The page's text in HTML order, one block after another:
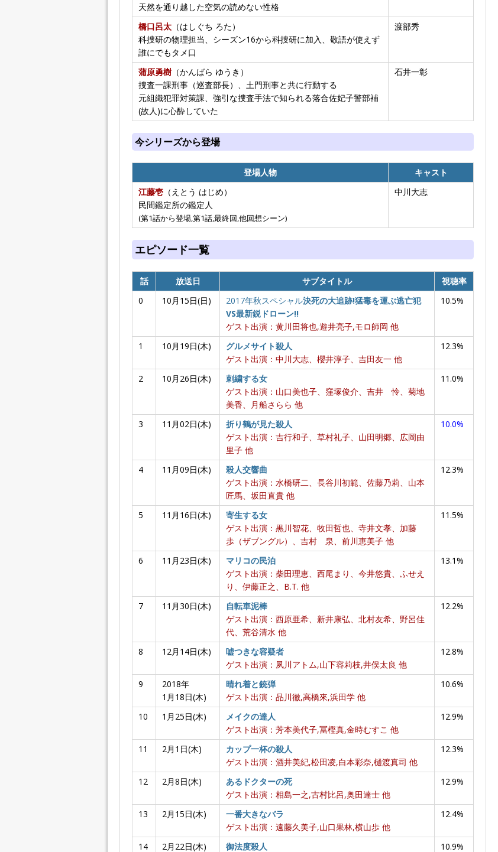
天然を通り越した空気の読めない性格
橋口呂太 （はしぐち ろた）
科捜研の物理担当、シーズン16から科捜研に加入、敬語が使えず
誰にでもタメ口
渡部秀
蒲原勇樹 （かんばら ゆうき）
捜査一課刑事（巡査部長）、土門刑事と共に行動する
元組織犯罪対策課、強引な捜査手法で知られる落合佐妃子警部補
(故人)に心酔していた
石井一彰
今シリーズから登場
登場人物
キャスト
江藤壱 （えとう はじめ）
民間鑑定所の鑑定人
(第1話から登場,第1話,最終回,他回想シーン)
中川大志
エピソード一覧
話 放送日 サブタイトル
視聴率
0
10月15日(日) 2017年秋スペシャル決死の大追跡!猛毒を運ぶ逃亡犯
VS最新鋭ドローン!!
ゲスト出演：黄川田将也,遊井亮子,モロ師岡 他
10.5%
1 10月19日(木)
グルメサイト殺人
ゲスト出演：中川大志、櫻井淳子、吉田友一 他
12.3%
2 10月26日(木)
刺繍する女
ゲスト出演：山口美也子、窪塚俊介、吉井 怜、菊地
美香、月船さらら 他
11.0%
3 11月02日(木)
折り鶴が見た殺人
ゲスト出演：吉行和子、草村礼子、山田明郷、広岡由
里子 他
10.0%
4 11月09日(木)
殺人交響曲
ゲスト出演：水橋研二、長谷川初範、佐藤乃莉、山本
匠馬、坂田直貴 他
12.3%
5 11月16日(木)
寄生する女
ゲスト出演：黒川智花、牧田哲也、寺井文孝、加藤
歩（ザブングル）、吉村 泉、前川恵美子 他
11.5%
6 11月23日(木)
マリコの民泊
ゲスト出演：柴田理恵、西尾まり、今井悠貴、ふせえ
り、伊藤正之、B.T. 他
13.1%
7 11月30日(木)
自転車泥棒
ゲスト出演：西原亜希、新井康弘、北村友希、野呂佳
代、荒谷清水 他
12.2%
8 12月14日(木)
嘘つきな容疑者
ゲスト出演：夙川アトム,山下容莉枝,井俣太良 他
12.8%
9
2018年
1月18日(木)
晴れ着と銃弾
ゲスト出演：品川徹,高橋來,浜田学 他
10.6%
10 1月25日(木)
メイクの達人
ゲスト出演：芳本美代子,冨樫真,金時むすこ 他
12.9%
11 2月1日(木)
カップ一杯の殺人
ゲスト出演：酒井美紀,松田凌,白本彩奈,樋渡真司 他
12.3%
12 2月8日(木)
あるドクターの死
ゲスト出演：相島一之,古村比呂,奥田達士 他
12.9%
13 2月15日(木)
一番大きなバラ
ゲスト出演：遠藤久美子,山口果林,横山歩 他
12.4%
14 2月22日(木) 御法度殺人 10.9%